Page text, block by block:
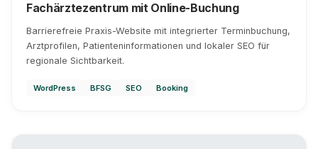
Fachärztezentrum mit Online-Buchung
Barrierefreie Praxis-Website mit integrierter Terminbuchung,
Arztprofilen, Patienteninformationen und lokaler SEO für
regionale Sichtbarkeit.
WordPress BFSG SEO Booking